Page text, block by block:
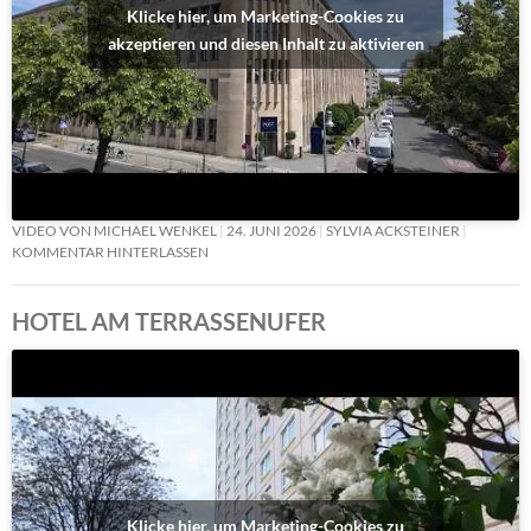
Klicke hier, um Marketing-Cookies zu
akzeptieren und diesen Inhalt zu aktivieren
VIDEO VON MICHAEL WENKEL 24. JUNI 2026 SYLVIA ACKSTEINER
KOMMENTAR HINTERLASSEN
HOTEL AM TERRASSENUFER
Klicke hier, um Marketing-Cookies zu